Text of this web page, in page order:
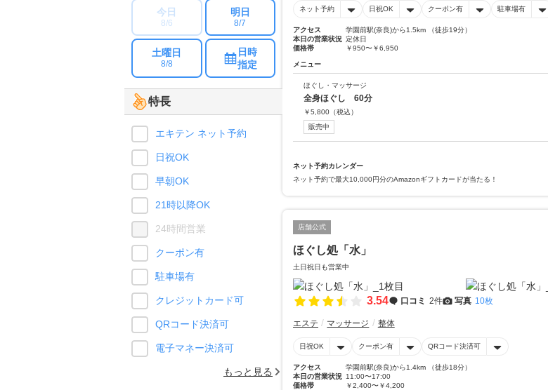
ネット予約 日祝OK クーポン有 駐車場有
アクセス
学園前駅(奈良)から1.5km （徒歩19分）
本日の営業状況 定休日
価格帯
￥950〜￥6,950
メニュー
ほぐし・マッサージ
全身ほぐし 60分
￥5,800 （税込）
販売中
ネット予約カレンダー
ネット予約で最大10,000円分のAmazonギフトカードが当たる！
店舗公式
ほぐし処「水」
土日祝日も営業中
3.54 口コミ 2件 写真 10枚
エステ マッサージ 整体
日祝OK クーポン有 QRコード決済可
アクセス
学園前駅(奈良)から1.4km （徒歩18分）
本日の営業状況 11:00〜17:00
価格帯
￥2,400〜￥4,200
今日
8/6
明日
8/7
土曜日
8/8
日時
指定
特長
エキテン ネット予約
日祝OK
早朝OK
21時以降OK
24時間営業
クーポン有
駐車場有
クレジットカード可
QRコード決済可
電子マネー決済可
もっと見る